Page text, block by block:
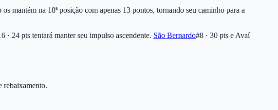
mantém na 18ª posição com apenas 13 pontos, tornando seu caminho para a
· 24 pts tentará manter seu impulso ascendente. São Bernardo#8 · 30 pts e Avaí
rebaixamento.